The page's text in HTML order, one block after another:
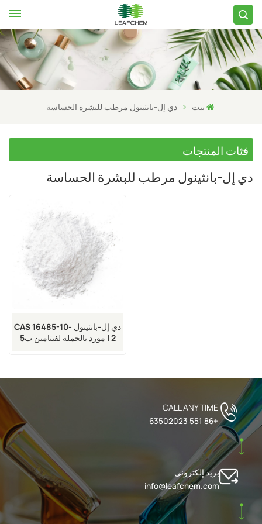
بيت دي إل-بانثينول مرطب للبشرة الحساسة
فئات المنتجات
دي إل-بانثينول مرطب للبشرة الحساسة
دي إل-بانثينول CAS 16485-10-
2 | مورد بالجملة لفيتامين ب5
CALL ANY TIME
+86 551 63502023
بريد إلكتروني
info@leafchem.com